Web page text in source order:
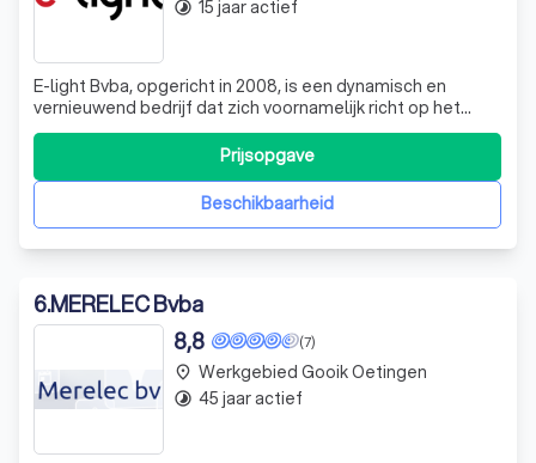
E-light Bvba, opgericht in 2008, is een dynamisch en
vernieuwend bedrijf dat zich voornamelijk richt op het
elektrisch onderhoud van vastgoed, HVAC en renovatie-
villabouw. Wij onderscheiden ons door onze
professionele aanpak, ervaring en flexibiliteit. Onze
vakmensen volgen regelmatig scholingen om
Beschikbaarheid
Prijsopgave
timelapse 15 jaar actief
6.MERELEC Bvba
(7)
8,8
place Werkgebied Gooik Oetingen
timelapse 45 jaar actief